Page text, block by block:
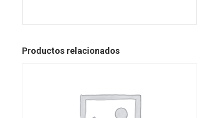
Productos relacionados